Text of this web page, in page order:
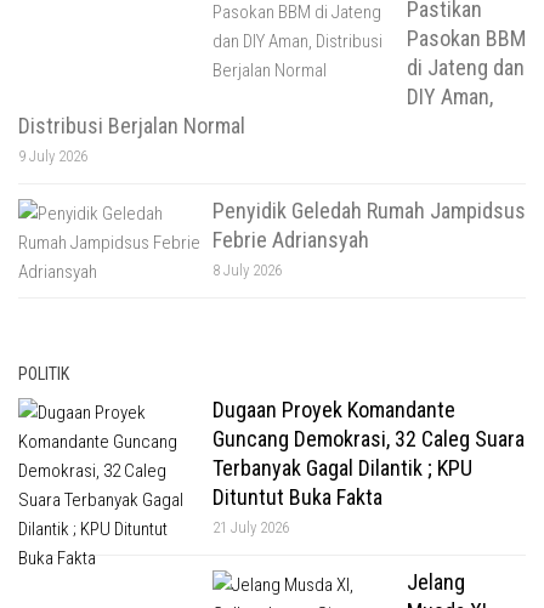
Pastikan
Pasokan BBM
di Jateng dan
DIY Aman,
Distribusi Berjalan Normal
9 July 2026
Penyidik Geledah Rumah Jampidsus
Febrie Adriansyah
8 July 2026
POLITIK
Dugaan Proyek Komandante
Guncang Demokrasi, 32 Caleg Suara
Terbanyak Gagal Dilantik ; KPU
Dituntut Buka Fakta
21 July 2026
Jelang